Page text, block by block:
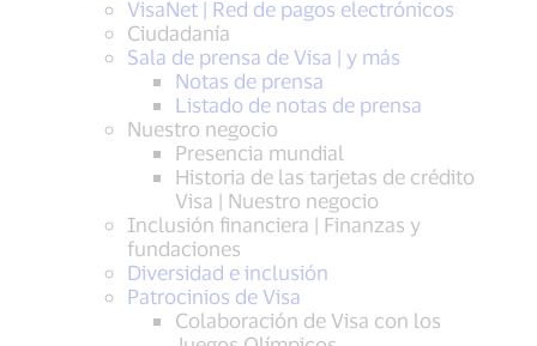
VisaNet | Red de pagos electrónicos
Ciudadanía
Sala de prensa de Visa | y más
Notas de prensa
Listado de notas de prensa
Nuestro negocio
Presencia mundial
Historia de las tarjetas de crédito
Visa | Nuestro negocio
Inclusión financiera | Finanzas y
fundaciones
Diversidad e inclusión
Patrocinios de Visa
Colaboración de Visa con los